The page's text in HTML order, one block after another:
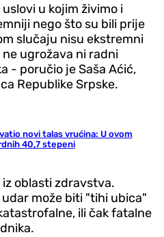
u kojim živimo i
nego što su bili prije
slučaju nisu ekstremni
ugrožava ni radni
- poručio je Saša Aćić,
Republike Srpske.
novi talas vrućina: U ovom
40,7 stepeni
oblasti zdravstva.
može biti "tihi ubica"
ili čak fatalne